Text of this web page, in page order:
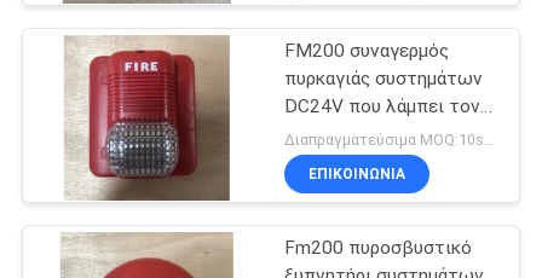
ΣΧΕΤΙΚΆ
ΕΜΆΣ
ΓΎΡΟΣ
ΕΡΓΟΣΤΑΣΊΩΝ
Novec 1230
σύστημα
καταστολής
πυρκαγιάς
38
62
FM200 συναγερμός
πυρκαγιάς συστημάτων
DC24V που λάμπει τον
κόκκινο και ηχώντας
υγιή και ελαφρύ
συναγερμό
ΕΠΙΚΟΙΝΩΝΊΑ
Fm200 πυροσβυστικό